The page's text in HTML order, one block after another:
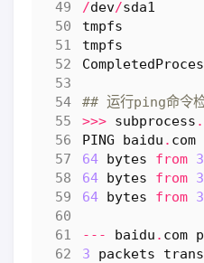
/dev/sda1
tmpfs
tmpfs
## 运行ping命令
>>> subprocess .
PING
baidu . com
64 bytes from
64 bytes from
64 bytes from
--- baidu . com
3
packets